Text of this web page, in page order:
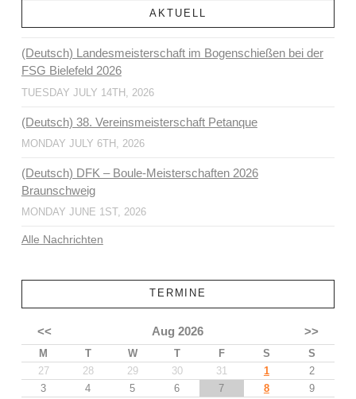
AKTUELL
(Deutsch) Landesmeisterschaft im Bogenschießen bei der
FSG Bielefeld 2026
TUESDAY JULY 14TH, 2026
(Deutsch) 38. Vereinsmeisterschaft Petanque
MONDAY JULY 6TH, 2026
(Deutsch) DFK – Boule-Meisterschaften 2026
Braunschweig
MONDAY JUNE 1ST, 2026
Alle Nachrichten
TERMINE
<< Aug 2026 >>
M T W T F S
S
27
28 29 30 31 1
2
3
4 5 6 7 8
9